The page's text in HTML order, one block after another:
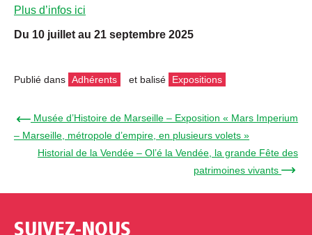
Plus d’infos ici
Du 10 juillet au 21 septembre 2025
Publié dans Adhérents et balisé Expositions
← Musée d’Histoire de Marseille – Exposition « Mars Imperium
– Marseille, métropole d’empire, en plusieurs volets »
Historial de la Vendée – Ol’é la Vendée, la grande Fête des
patrimoines vivants →
SUIVEZ-NOUS